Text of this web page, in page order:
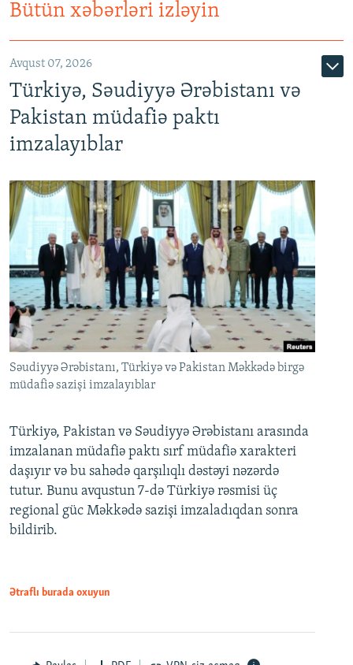
Bütün xəbərləri izləyin
Avqust 07, 2026
Türkiyə, Səudiyyə Ərəbistanı və
Pakistan müdafiə paktı
imzalayıblar
Səudiyyə Ərəbistanı, Türkiyə və Pakistan Məkkədə birgə
müdafiə sazişi imzalayıblar
Türkiyə, Pakistan və Səudiyyə Ərəbistanı arasında
imzalanan müdafiə paktı sırf müdafiə xarakteri
daşıyır və bu sahədə qarşılıqlı dəstəyi nəzərdə
tutur. Bunu avqustun 7-də Türkiyə rəsmisi üç
regional güc Məkkədə sazişi imzaladıqdan sonra
bildirib.
Ətraflı burada oxuyun